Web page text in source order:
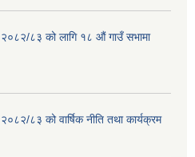
८३ को लागि १८ औं गाउँ सभामा
८३ को वार्षिक नीति तथा कार्यक्रम